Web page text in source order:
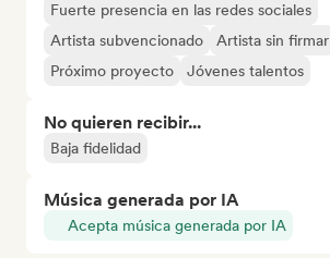
Fuerte presencia en las redes sociales
Artista subvencionado
Artista sin firmar
Próximo proyecto
Jóvenes talentos
No quieren recibir...
Baja fidelidad
Música generada por IA
Acepta música generada por IA